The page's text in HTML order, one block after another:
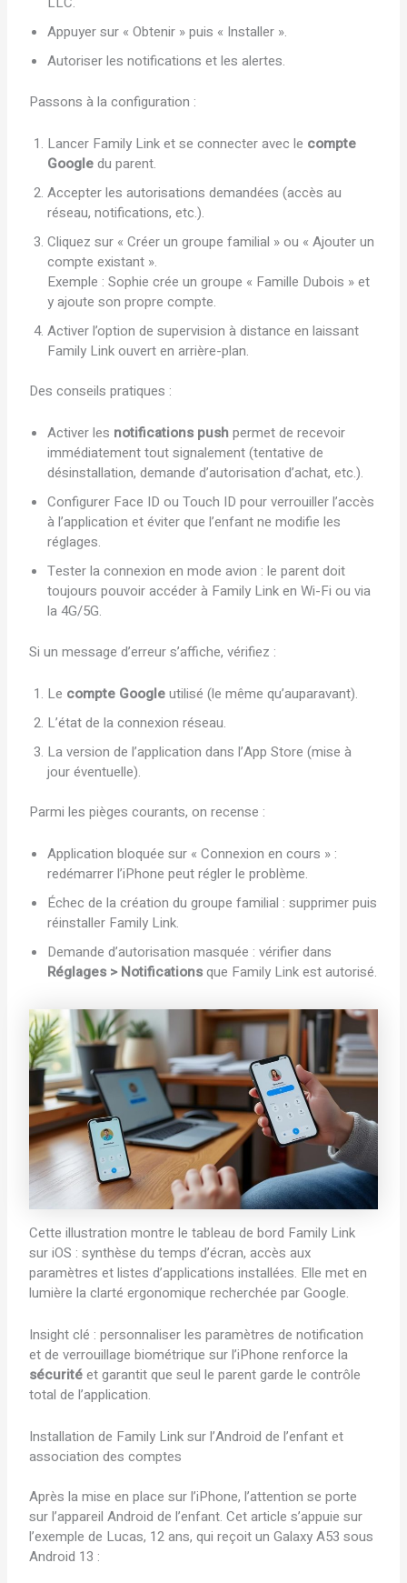
Appuyer sur « Obtenir » puis « Installer ».
Autoriser les notifications et les alertes.
Passons à la configuration :
Lancer Family Link et se connecter avec le compte
Googledu parent.
Accepter les autorisations demandées (accès au
réseau, notifications, etc.).
Cliquez sur « Créer un groupe familial » ou « Ajouter un
compte existant ».
Exemple : Sophie crée un groupe « Famille Dubois » et
y ajoute son propre compte.
Activer l’option de supervision à distance en laissant
Family Link ouvert en arrière-plan.
Des conseils pratiques :
Activer les notifications pushpermet de recevoir
immédiatement tout signalement (tentative de
désinstallation, demande d’autorisation d’achat, etc.).
Configurer Face ID ou Touch ID pour verrouiller l’accès
à l’application et éviter que l’enfant ne modifie les
réglages.
Tester la connexion en mode avion : le parent doit
toujours pouvoir accéder à Family Link en Wi-Fi ou via
la 4G/5G.
Si un message d’erreur s’affiche, vérifiez :
Le compte Googleutilisé (le même qu’auparavant).
L’état de la connexion réseau.
La version de l’application dans l’App Store (mise à
jour éventuelle).
Parmi les pièges courants, on recense :
Application bloquée sur « Connexion en cours » :
redémarrer l’iPhone peut régler le problème.
Échec de la création du groupe familial : supprimer puis
réinstaller Family Link.
Demande d’autorisation masquée : vérifier dans
Réglages > Notificationsque Family Link est autorisé.
Cette illustration montre le tableau de bord Family Link
sur iOS : synthèse du temps d’écran, accès aux
paramètres et listes d’applications installées. Elle met en
lumière la clarté ergonomique recherchée par Google.
Insight clé : personnaliser les paramètres de notification
et de verrouillage biométrique sur l’iPhone renforce la
sécuritéet garantit que seul le parent garde le contrôle
total de l’application.
Installation de Family Link sur l’Android de l’enfant et
association des comptes
Après la mise en place sur l’iPhone, l’attention se porte
sur l’appareil Android de l’enfant. Cet article s’appuie sur
l’exemple de Lucas, 12 ans, qui reçoit un Galaxy A53 sous
Android 13 :